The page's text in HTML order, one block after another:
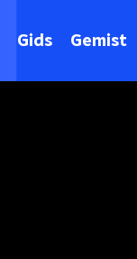
Gids Gemist